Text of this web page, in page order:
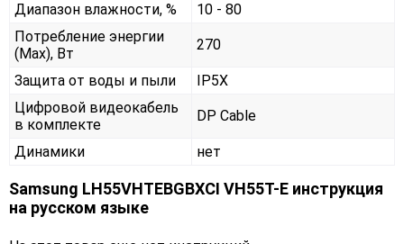
Диапазон влажности, %
10 - 80
Потребление энергии
(Max), Вт
270
Защита от воды и пыли
IP5X
Цифровой видеокабель
в комплекте
DP Cable
Динамики нет
Samsung LH55VHTEBGBXCI VH55T-E инструкция
на русском языке